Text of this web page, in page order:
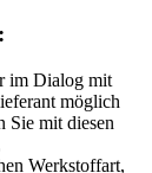
im Dialog mit
möglich
Sie mit diesen
Werkstoffart,